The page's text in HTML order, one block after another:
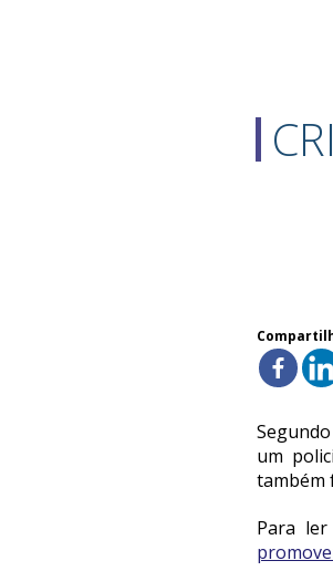
um
também
Para